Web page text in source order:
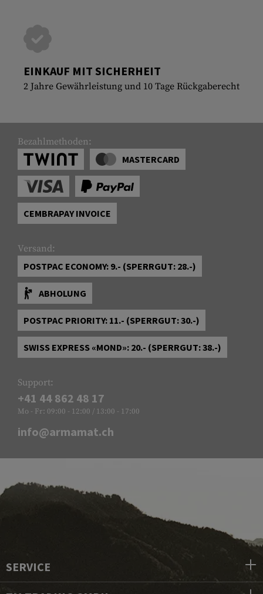
EINKAUF MIT SICHERHEIT
2 Jahre Gewährleistung und 10 Tage Rückgaberecht
Bezahlmethoden:
MASTERCARD
CEMBRAPAY INVOICE
Versand:
POSTPAC ECONOMY: 9.- (SPERRGUT: 28.-)
ABHOLUNG
POSTPAC PRIORITY: 11.- (SPERRGUT: 30.-)
SWISS EXPRESS «MOND»: 20.- (SPERRGUT: 38.-)
Support:
+41 44 862 48 17
Mo - Fr: 09:00 - 12:00 / 13:00 - 17:00
info@armamat.ch
SERVICE